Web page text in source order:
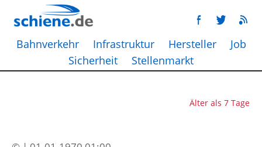
Bahnverkehr Infrastruktur Hersteller
Job
Sicherheit
Stellenmarkt
Älter als 7 Tage